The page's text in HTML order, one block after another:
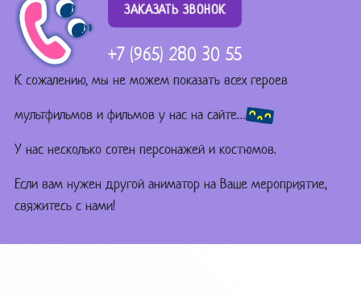
ЗАКАЗАТЬ ЗВОНОК
+7 (965) 280 30 55
К сожалению, мы не можем показать всех героев
мультфильмов и фильмов у нас на сайте…
У нас несколько сотен персонажей и костюмов.
Если вам нужен другой аниматор на Ваше мероприятие,
свяжитесь с нами!